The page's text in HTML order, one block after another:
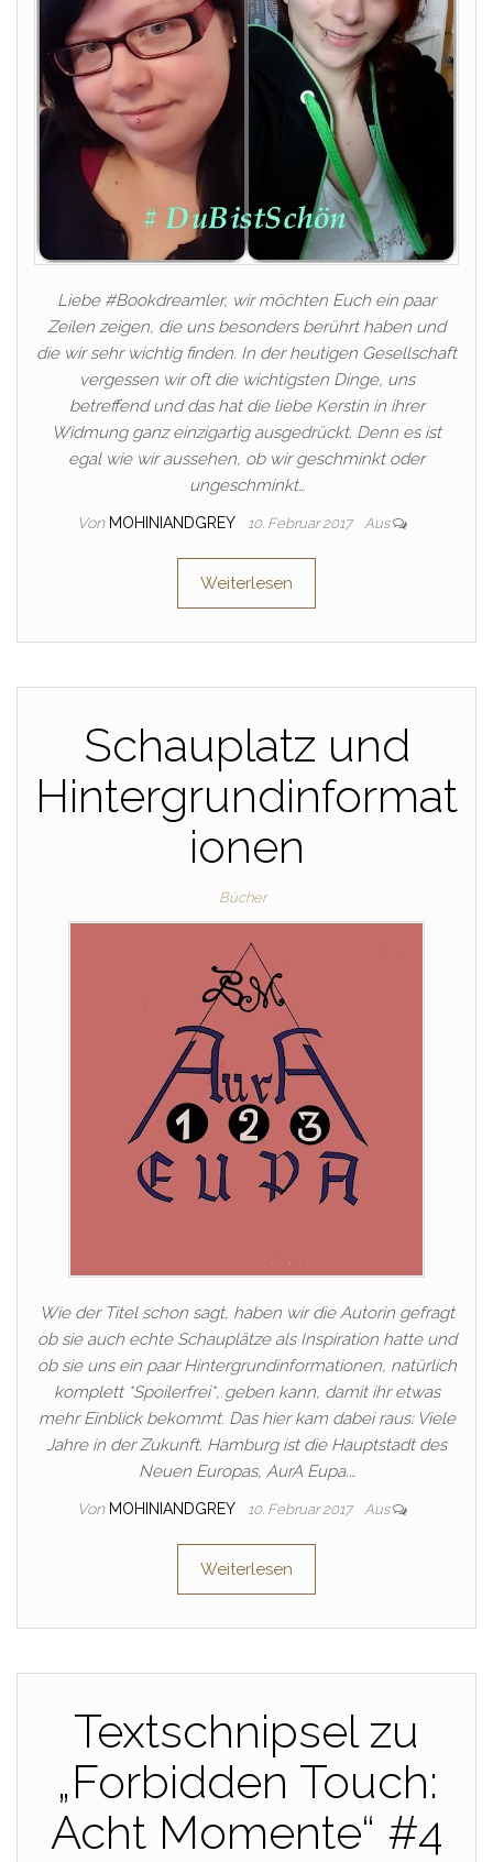
Liebe #Bookdreamler, wir möchten Euch ein paar
Zeilen zeigen, die uns besonders berührt haben und
die wir sehr wichtig finden. In der heutigen Gesellschaft
vergessen wir oft die wichtigsten Dinge, uns
betreffend und das hat die liebe Kerstin in ihrer
Widmung ganz einzigartig ausgedrückt. Denn es ist
egal wie wir aussehen, ob wir geschminkt oder
ungeschminkt…
Von MOHINIANDGREY 10. Februar 2017 Aus
Weiterlesen
Schauplatz und
Hintergrundinformat
ionen
Bücher
Wie der Titel schon sagt, haben wir die Autorin gefragt
ob sie auch echte Schauplätze als Inspiration hatte und
ob sie uns ein paar Hintergrundinformationen, natürlich
komplett *Spoilerfrei*, geben kann, damit ihr etwas
mehr Einblick bekommt. Das hier kam dabei raus: Viele
Jahre in der Zukunft. Hamburg ist die Hauptstadt des
Neuen Europas, AurA Eupa.…
Von MOHINIANDGREY 10. Februar 2017 Aus
Weiterlesen
Textschnipsel zu
„Forbidden Touch:
Acht Momente“ #4